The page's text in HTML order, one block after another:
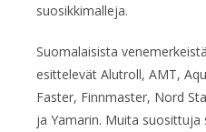
suosikkimalleja.
Suomalaisista
esittelevät Alutroll, AMT,
Faster, Finnmaster, Nord
ja Yamarin. Muita